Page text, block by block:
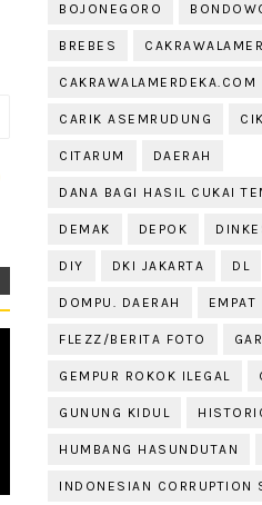
BOJONEGORO
BREBES
CAKRAWALAMERDEKA.COM
CARIK ASEMRUDUNG
CITARUM DAERAH
DANA BAGI HASIL CUKAI
DEMAK DEPOK
DIY DKI JAKARTA DL
DOMPU. DAERAH EMPAT
FLEZZ/BERITA FOTO
GEMPUR ROKOK ILEGAL
GUNUNG KIDUL
HUMBANG HASUNDUTAN
INDONESIAN CORRUPTION